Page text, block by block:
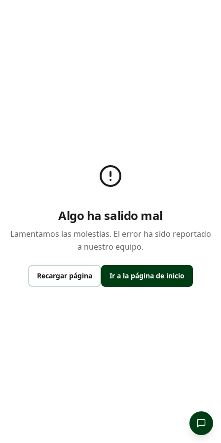
Algo ha salido mal
Lamentamos las molestias. El error ha sido reportado
a nuestro equipo.
Recargar página Ir a la página de inicio